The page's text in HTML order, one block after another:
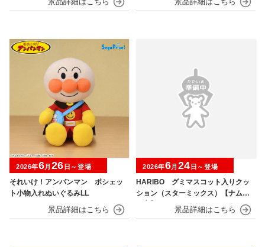
それいけ！アンパンマン ポシェッ
ト小物入れぬいぐるみLL
2026年6月 26 日～登場
HARIBO グミマスコット入りクッ
ション（スターミックス）【ナムコ
2026年6月 24 日～登場